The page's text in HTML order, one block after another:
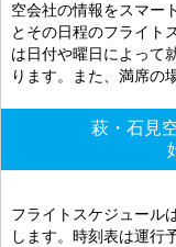
空会社の情報をスマー
とその日程のフライト
は日付や曜日によって
ります。また、満席の
萩・石見
フライトスケジュール
します。時刻表は運行